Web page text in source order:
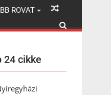
ROVAT
24 cikke